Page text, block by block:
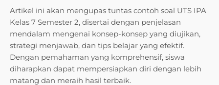
Artikel ini akan mengupas tuntas contoh soal UTS IPA
Kelas 7 Semester 2, disertai dengan penjelasan
mendalam mengenai konsep-konsep yang diujikan,
strategi menjawab, dan tips belajar yang efektif.
Dengan pemahaman yang komprehensif, siswa
diharapkan dapat mempersiapkan diri dengan lebih
matang dan meraih hasil terbaik.